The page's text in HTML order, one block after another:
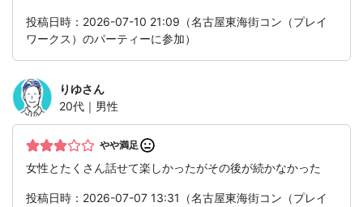
投稿日時：2026-07-10 21:09（名古屋東海街コン（プレイ
ワークス）のパーティーに参加）
りゆさん
20代｜男性
やや満足
女性とたくさん話せて楽しかったがその後が続かなかった
投稿日時：2026-07-07 13:31（名古屋東海街コン（プレイ